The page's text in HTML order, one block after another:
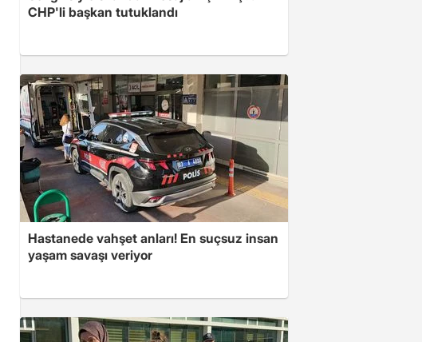
CHP'li başkan tutuklandı
Hastanede vahşet anları! En suçsuz insan
yaşam savaşı veriyor